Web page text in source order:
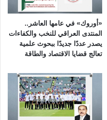
«أوروك» في عامها العاشر..
المنتدى العراقي للنخب والكفاءات
يصدر عددًا جديدًا ببحوث علمية
تعالج قضايا الاقتصاد والطاقة